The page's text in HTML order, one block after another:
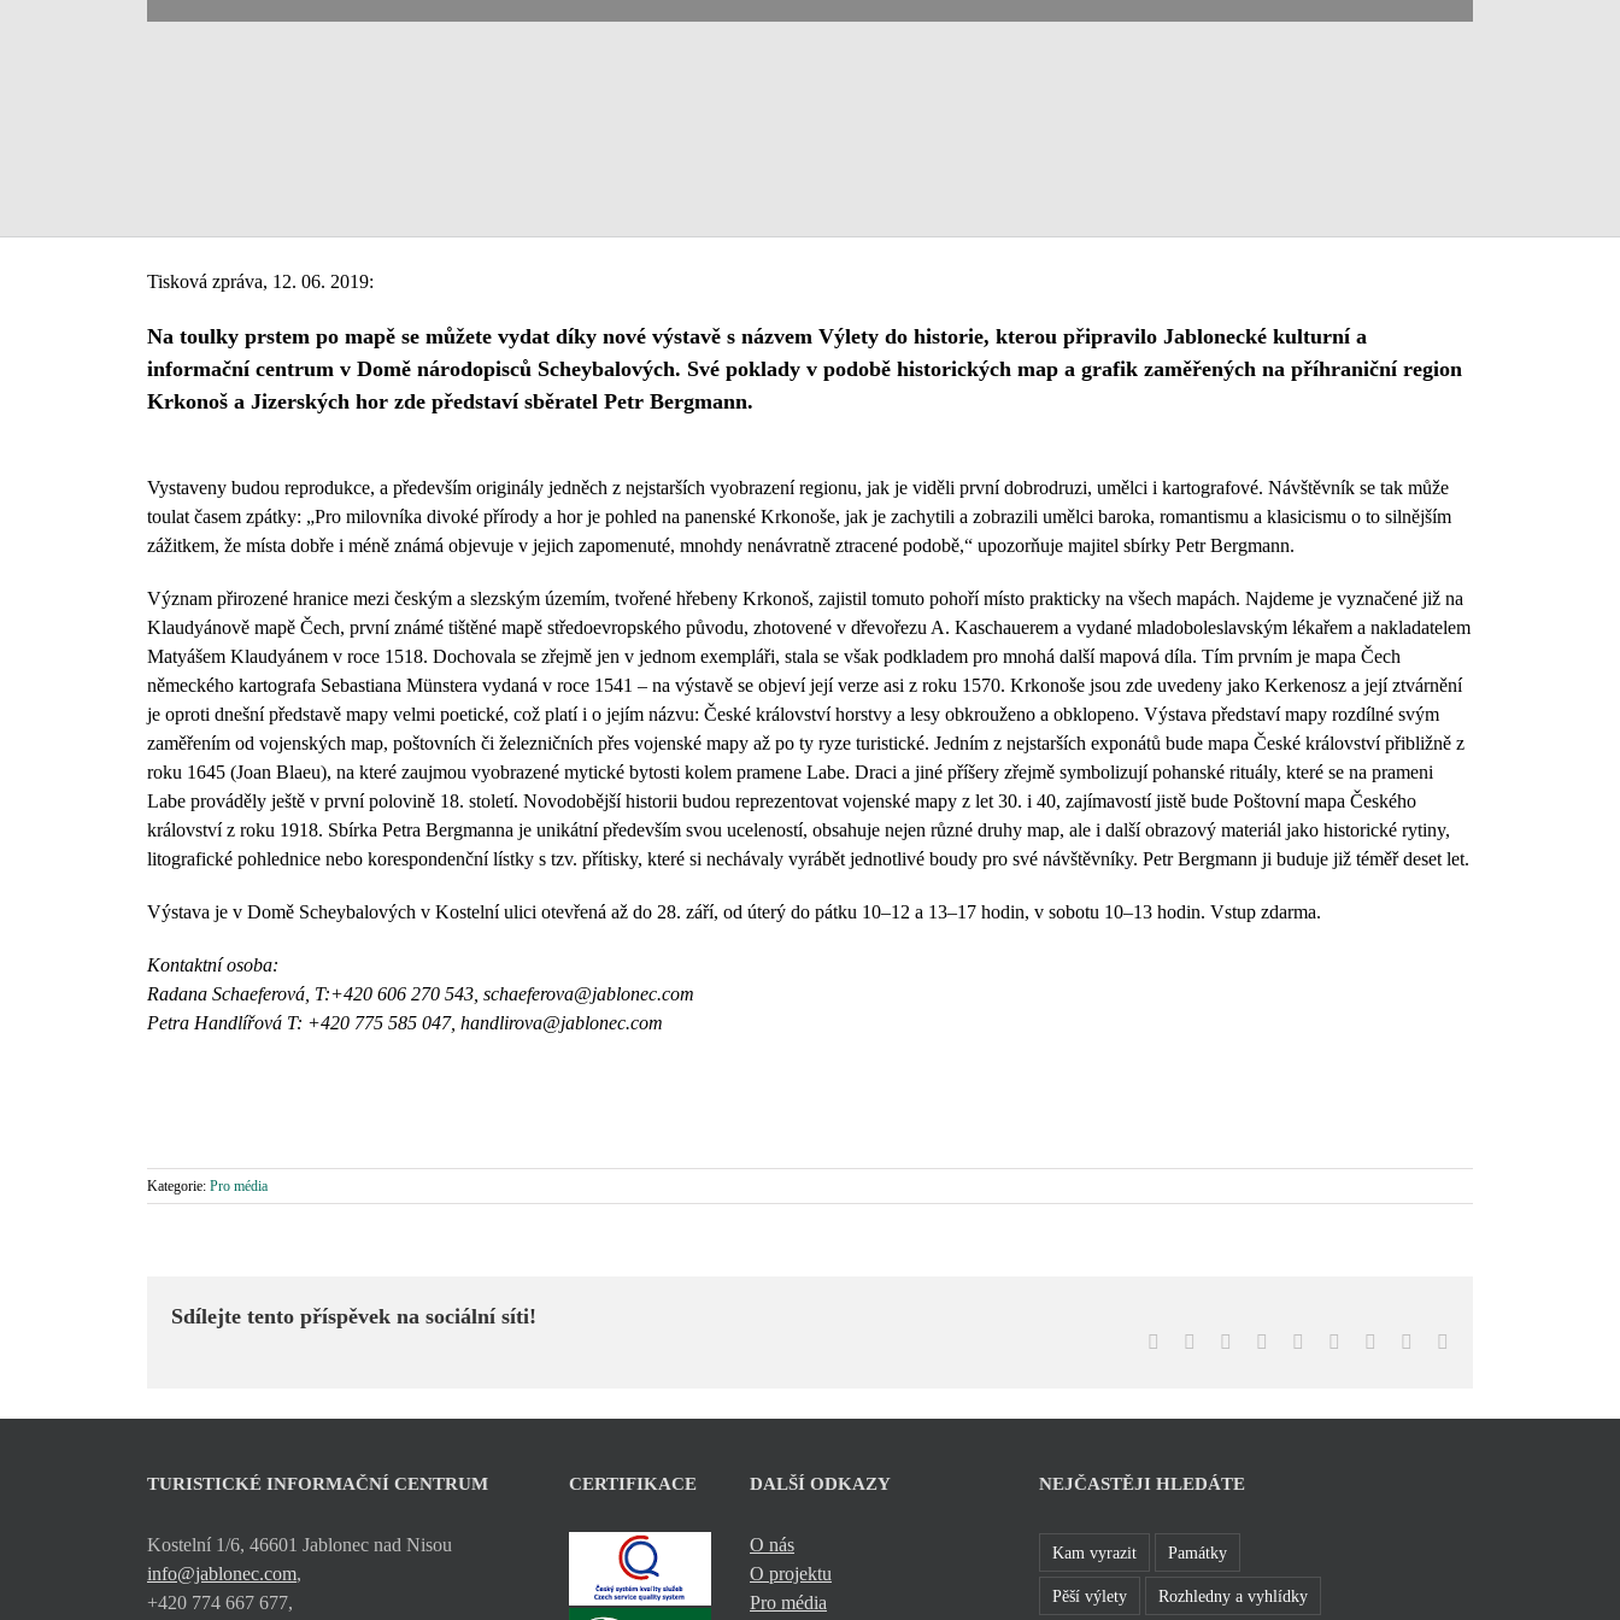
Tisková zpráva, 12. 06. 2019:
Na toulky prstem po mapě se můžete vydat díky nové výstavě s názvem Výlety do historie, kterou připravilo Jablonecké kulturní a
informační centrum v Domě národopisců Scheybalových. Své poklady v podobě historických map a grafik zaměřených na příhraniční region
Krkonoš a Jizerských hor zde představí sběratel Petr Bergmann.
Vystaveny budou reprodukce, a především originály jedněch z nejstarších vyobrazení regionu, jak je viděli první dobrodruzi, umělci i kartografové. Návštěvník se tak může
toulat časem zpátky: „Pro milovníka divoké přírody a hor je pohled na panenské Krkonoše, jak je zachytili a zobrazili umělci baroka, romantismu a klasicismu o to silnějším
zážitkem, že místa dobře i méně známá objevuje v jejich zapomenuté, mnohdy nenávratně ztracené podobě,“ upozorňuje majitel sbírky Petr Bergmann.
Význam přirozené hranice mezi českým a slezským územím, tvořené hřebeny Krkonoš, zajistil tomuto pohoří místo prakticky na všech mapách. Najdeme je vyznačené již na
Klaudyánově mapě Čech, první známé tištěné mapě středoevropského původu, zhotovené v dřevořezu A. Kaschauerem a vydané mladoboleslavským lékařem a nakladatelem
Matyášem Klaudyánem v roce 1518. Dochovala se zřejmě jen v jednom exempláři, stala se však podkladem pro mnohá další mapová díla. Tím prvním je mapa Čech
německého kartografa Sebastiana Münstera vydaná v roce 1541 – na výstavě se objeví její verze asi z roku 1570. Krkonoše jsou zde uvedeny jako Kerkenosz a její ztvárnění
je oproti dnešní představě mapy velmi poetické, což platí i o jejím názvu: České království horstvy a lesy obkrouženo a obklopeno. Výstava představí mapy rozdílné svým
zaměřením od vojenských map, poštovních či železničních přes vojenské mapy až po ty ryze turistické. Jedním z nejstarších exponátů bude mapa České království přibližně z
roku 1645 (Joan Blaeu), na které zaujmou vyobrazené mytické bytosti kolem pramene Labe. Draci a jiné příšery zřejmě symbolizují pohanské rituály, které se na prameni
Labe prováděly ještě v první polovině 18. století. Novodobější historii budou reprezentovat vojenské mapy z let 30. i 40, zajímavostí jistě bude Poštovní mapa Českého
království z roku 1918. Sbírka Petra Bergmanna je unikátní především svou uceleností, obsahuje nejen různé druhy map, ale i další obrazový materiál jako historické rytiny,
litografické pohlednice nebo korespondenční lístky s tzv. přítisky, které si nechávaly vyrábět jednotlivé boudy pro své návštěvníky. Petr Bergmann ji buduje již téměř deset let.
Výstava je v Domě Scheybalových v Kostelní ulici otevřená až do 28. září, od úterý do pátku 10–12 a 13–17 hodin, v sobotu 10–13 hodin. Vstup zdarma.
Kontaktní osoba:
Radana Schaeferová, T:+420 606 270 543, schaeferova@jablonec.com
Petra Handlířová T: +420 775 585 047, handlirova@jablonec.com
Kategorie: Pro média
Sdílejte tento příspěvek na sociální síti!
Facebook Reddit LinkedInWhatsApp
TumblrPinterest
TURISTICKÉ INFORMAČNÍ CENTRUM
Kostelní 1/6, 46601 Jablonec nad Nisou
info@jablonec.com,
+420 774 667 677,
CERTIFIKACE DALŠÍ ODKAZY
O nás
O projektu
Pro média
NEJČASTĚJI HLEDÁTE
Kam vyrazit Památky
Pěší výlety Rozhledny a vyhlídky